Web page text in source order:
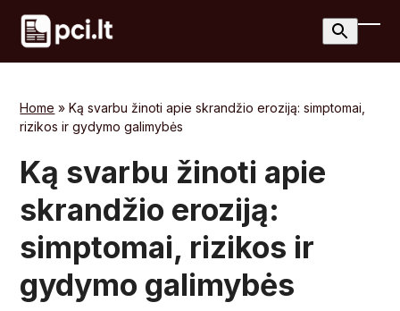
Skip
content
Home »Ką svarbu žinoti apie skrandžio eroziją: simptomai,
rizikos ir gydymo galimybės
Ką svarbu žinoti apie
skrandžio eroziją:
simptomai, rizikos ir
gydymo galimybės